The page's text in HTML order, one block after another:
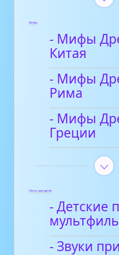
Мифы
- Мифы
Китая
- Мифы
Рима
- Мифы
Греции
Песни для детей
- Детские
- Звуки